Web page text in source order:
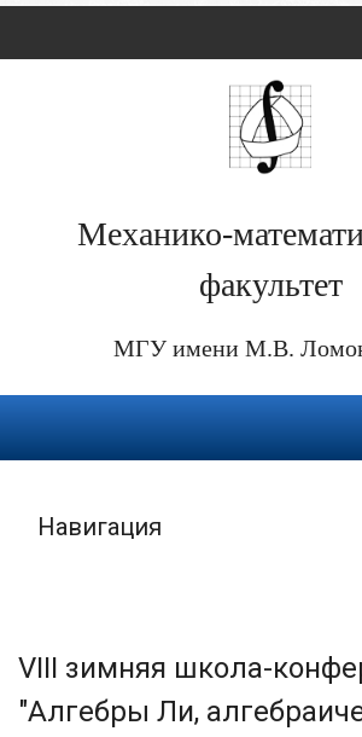
Механико-
факультет
МГУ имени М.В.
Навигация
VIII зимняя школа-
"Алгебры Ли,